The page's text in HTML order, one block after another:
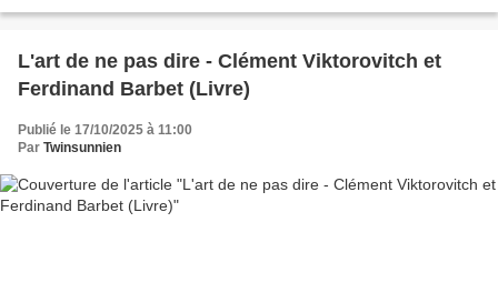
L'art de ne pas dire - Clément Viktorovitch et
Ferdinand Barbet (Livre)
Publié le 17/10/2025 à 11:00
Par Twinsunnien